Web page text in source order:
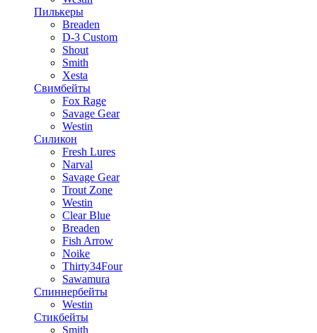
Пилькеры
Breaden
D-3 Custom
Shout
Smith
Xesta
Свимбейты
Fox Rage
Savage Gear
Westin
Силикон
Fresh Lures
Narval
Savage Gear
Trout Zone
Westin
Clear Blue
Breaden
Fish Arrow
Noike
Thirty34Four
Sawamura
Спиннербейты
Westin
Стикбейты
Smith